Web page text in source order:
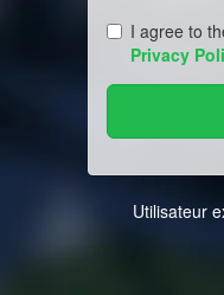
I agree to
Privacy
Utilisateur